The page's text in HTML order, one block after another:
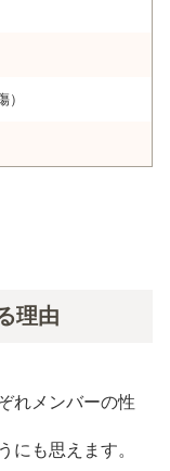
理由
れメンバーの性
にも思えます。